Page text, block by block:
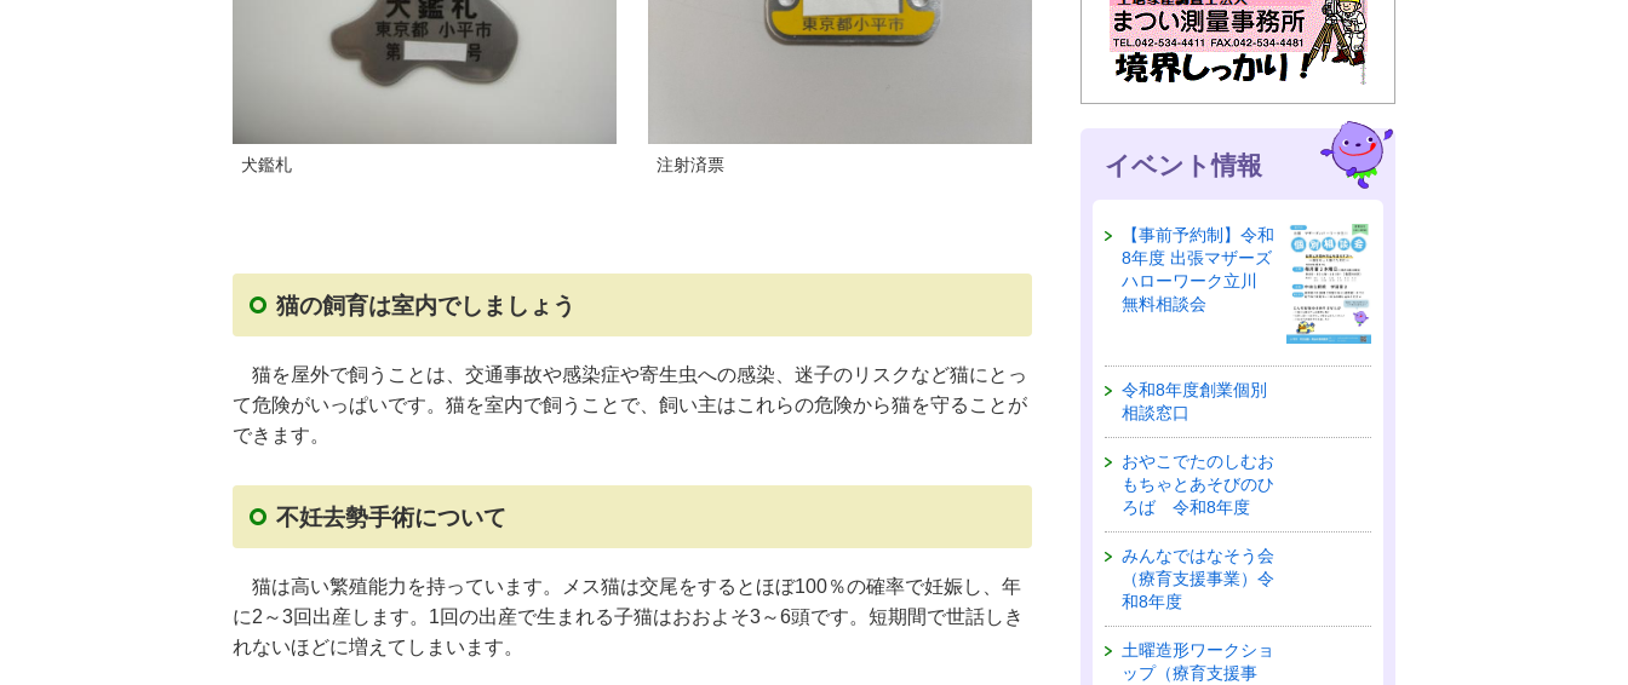
犬鑑札 注射済票
猫の飼育は室内でしましょう
猫を屋外で飼うことは、交通事故や感染症や寄生虫への感染、迷子のリスクなど猫にとっ
て危険がいっぱいです。猫を室内で飼うことで、飼い主はこれらの危険から猫を守ることが
できます。
不妊去勢手術について
猫は高い繁殖能力を持っています。メス猫は交尾をするとほぼ100％の確率で妊娠し、年
に2～3回出産します。1回の出産で生まれる子猫はおおよそ3～6頭です。短期間で世話しき
れないほどに増えてしまいます。
イベント情報
【事前予約制】令和
8年度 出張マザーズ
ハローワーク立川
無料相談会
令和8年度創業個別
相談窓口
おやこでたのしむお
もちゃとあそびのひ
ろば 令和8年度
みんなではなそう会
（療育支援事業）令
和8年度
土曜造形ワークショ
ップ（療育支援事